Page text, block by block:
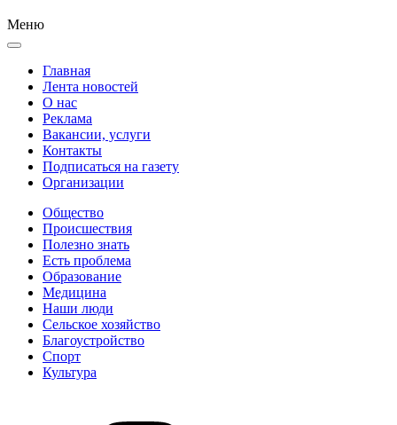
Меню
Главная
Лента новостей
О нас
Реклама
Вакансии, услуги
Контакты
Подписаться на газету
Организации
Общество
Происшествия
Полезно знать
Есть проблема
Образование
Медицина
Наши люди
Сельское хозяйство
Благоустройство
Спорт
Культура